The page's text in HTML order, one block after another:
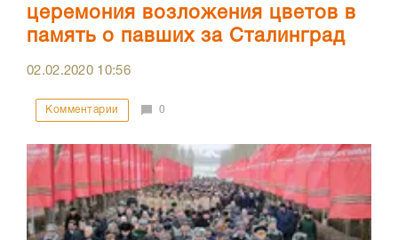
церемония возложения цветов в
память о павших за Сталинград
02.02.2020 10:56
Комментарии 0